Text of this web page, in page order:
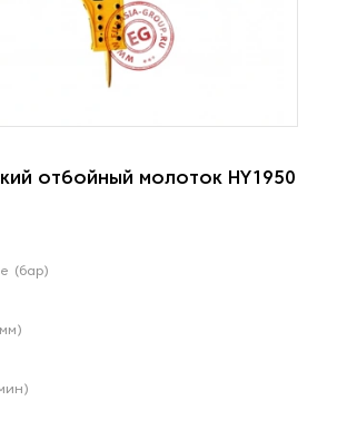
отбойный молоток HY1950
(бар)